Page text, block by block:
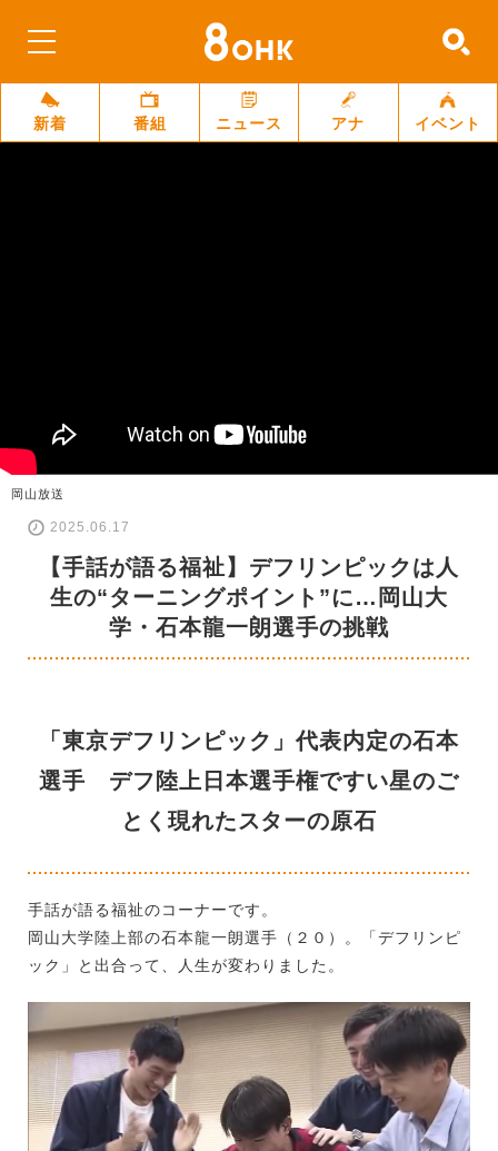
新着 番組 ニュース アナ イベント
岡山放送
2025.06.17
【手話が語る福祉】デフリンピックは人
生の“ターニングポイント”に…岡山大
学・石本龍一朗選手の挑戦
「東京デフリンピック」代表内定の石本
選手 デフ陸上日本選手権ですい星のご
とく現れたスターの原石
手話が語る福祉のコーナーです。
岡山大学陸上部の石本龍一朗選手（２０）。「デフリンピ
ック」と出合って、人生が変わりました。